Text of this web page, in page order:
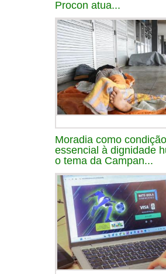
Procon atua...
Moradia como condição
essencial à dignidade
o tema da Campan...